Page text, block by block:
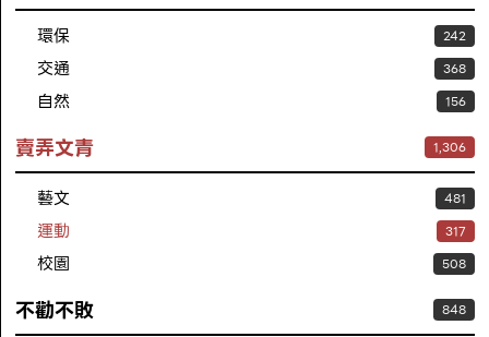
環保 242
交通 368
自然 156
賣弄文青 1,306
藝文 481
運動 317
校園 508
不勸不敗 848